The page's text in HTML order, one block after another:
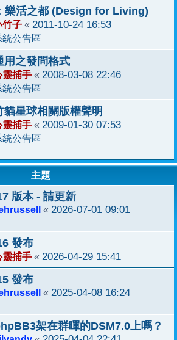
樂活之都 (Design for Living)
竹子 « 2011-10-24 16:53
統公告區
用之發問格式
靈捕手 « 2008-03-08 22:46
統公告區
星球相關版權聲明
靈捕手 « 2009-01-30 07:53
統公告區
主題
版本 - 請更新
« 2026-07-01 09:01
發布
靈捕手 « 2026-04-29 15:41
發布
« 2025-04-08 16:24
架在群暉的DSM7.0上嗎？